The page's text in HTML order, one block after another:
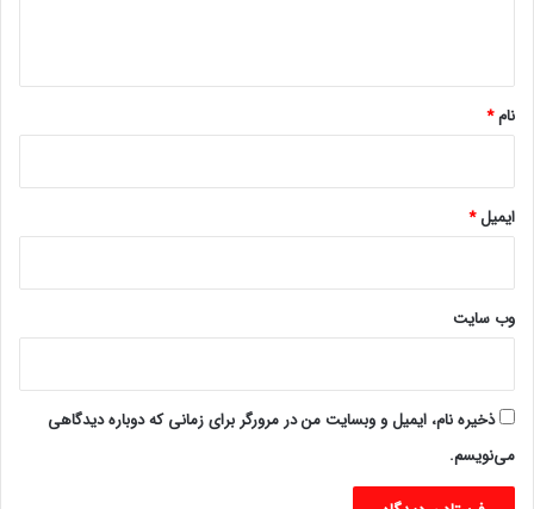
نام*
ایمیل*
وب‌ سایت
ذخیره نام، ایمیل و وبسایت من در مرورگر برای زمانی که دوباره دیدگاهی
می‌نویسم.